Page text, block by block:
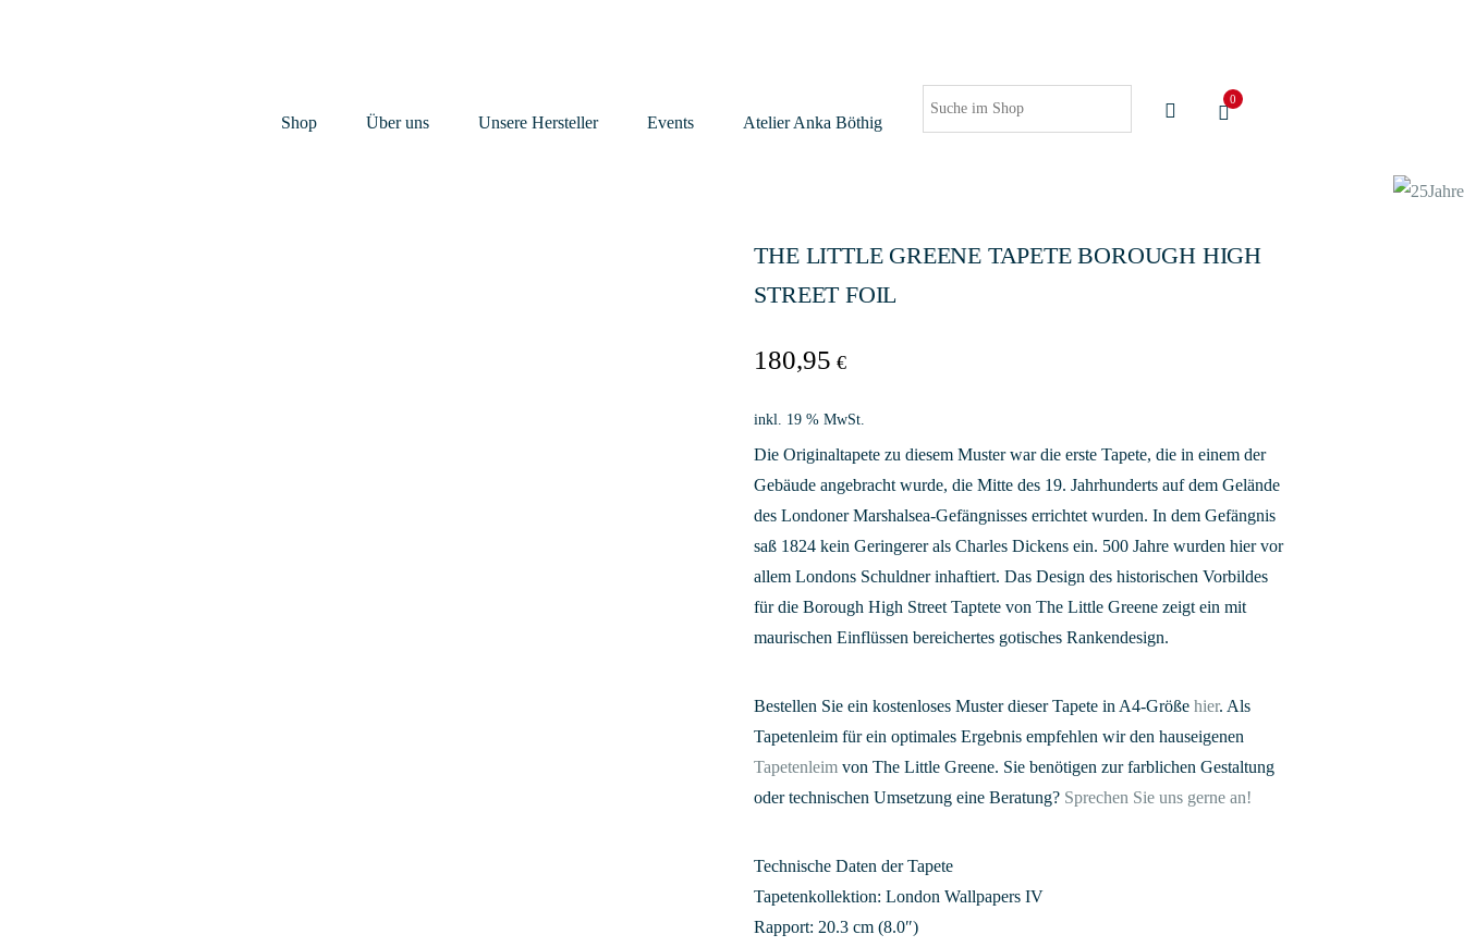
Shop Über uns Unsere Hersteller Events Atelier Anka Böthig
0
THE LITTLE GREENE TAPETE BOROUGH HIGH
STREET FOIL
180,95 €
inkl. 19 % MwSt.
Die Originaltapete zu diesem Muster war die erste Tapete, die in einem der
Gebäude angebracht wurde, die Mitte des 19. Jahrhunderts auf dem Gelände
des Londoner Marshalsea-Gefängnisses errichtet wurden. In dem Gefängnis
saß 1824 kein Geringerer als Charles Dickens ein. 500 Jahre wurden hier vor
allem Londons Schuldner inhaftiert. Das Design des historischen Vorbildes
für die Borough High Street Taptete von The Little Greene zeigt ein mit
maurischen Einflüssen bereichertes gotisches Rankendesign.
Bestellen Sie ein kostenloses Muster dieser Tapete in A4-Größehier. Als
Tapetenleim für ein optimales Ergebnis empfehlen wir den hauseigenen
Tapetenleim von The Little Greene. Sie benötigen zur farblichen Gestaltung
oder technischen Umsetzung eine Beratung? Sprechen Sie uns gerne an!
Technische Daten der Tapete
Tapetenkollektion: London Wallpapers IV
Rapport: 20.3 cm (8.0″)